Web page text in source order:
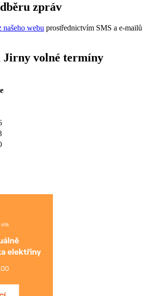
zpráv
našeho webu prostřednictvím SMS a e-mailů
volné termíny